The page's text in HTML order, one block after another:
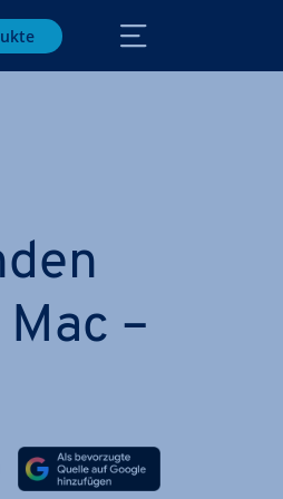
–
teilen
teilen
LinkedIn teilen